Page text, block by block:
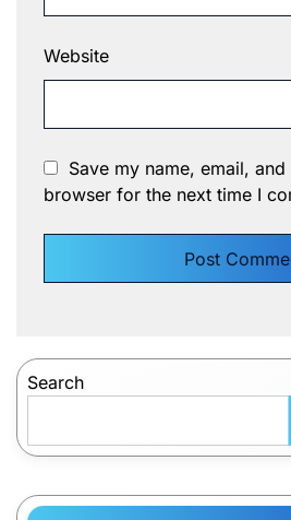
Website
Save my name, email,
browser for the next time I
Search